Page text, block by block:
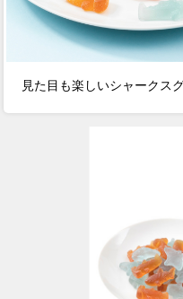
見た目も楽しいシャークス